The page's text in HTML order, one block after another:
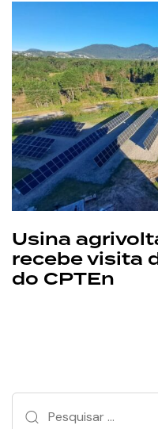
Usina
recebe visita
do CPTEn